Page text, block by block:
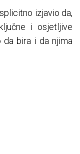
izjavio da,
i osjetljive
da bira i da njima